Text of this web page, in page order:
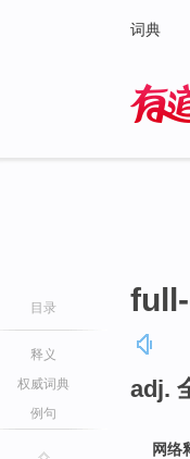
词典
目录
释义
权威词典
例句
adj.
网络